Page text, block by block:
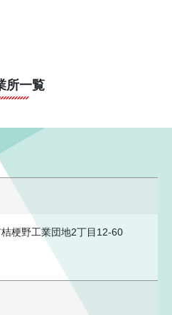
所一覧
梗野工業団地2丁目12-60